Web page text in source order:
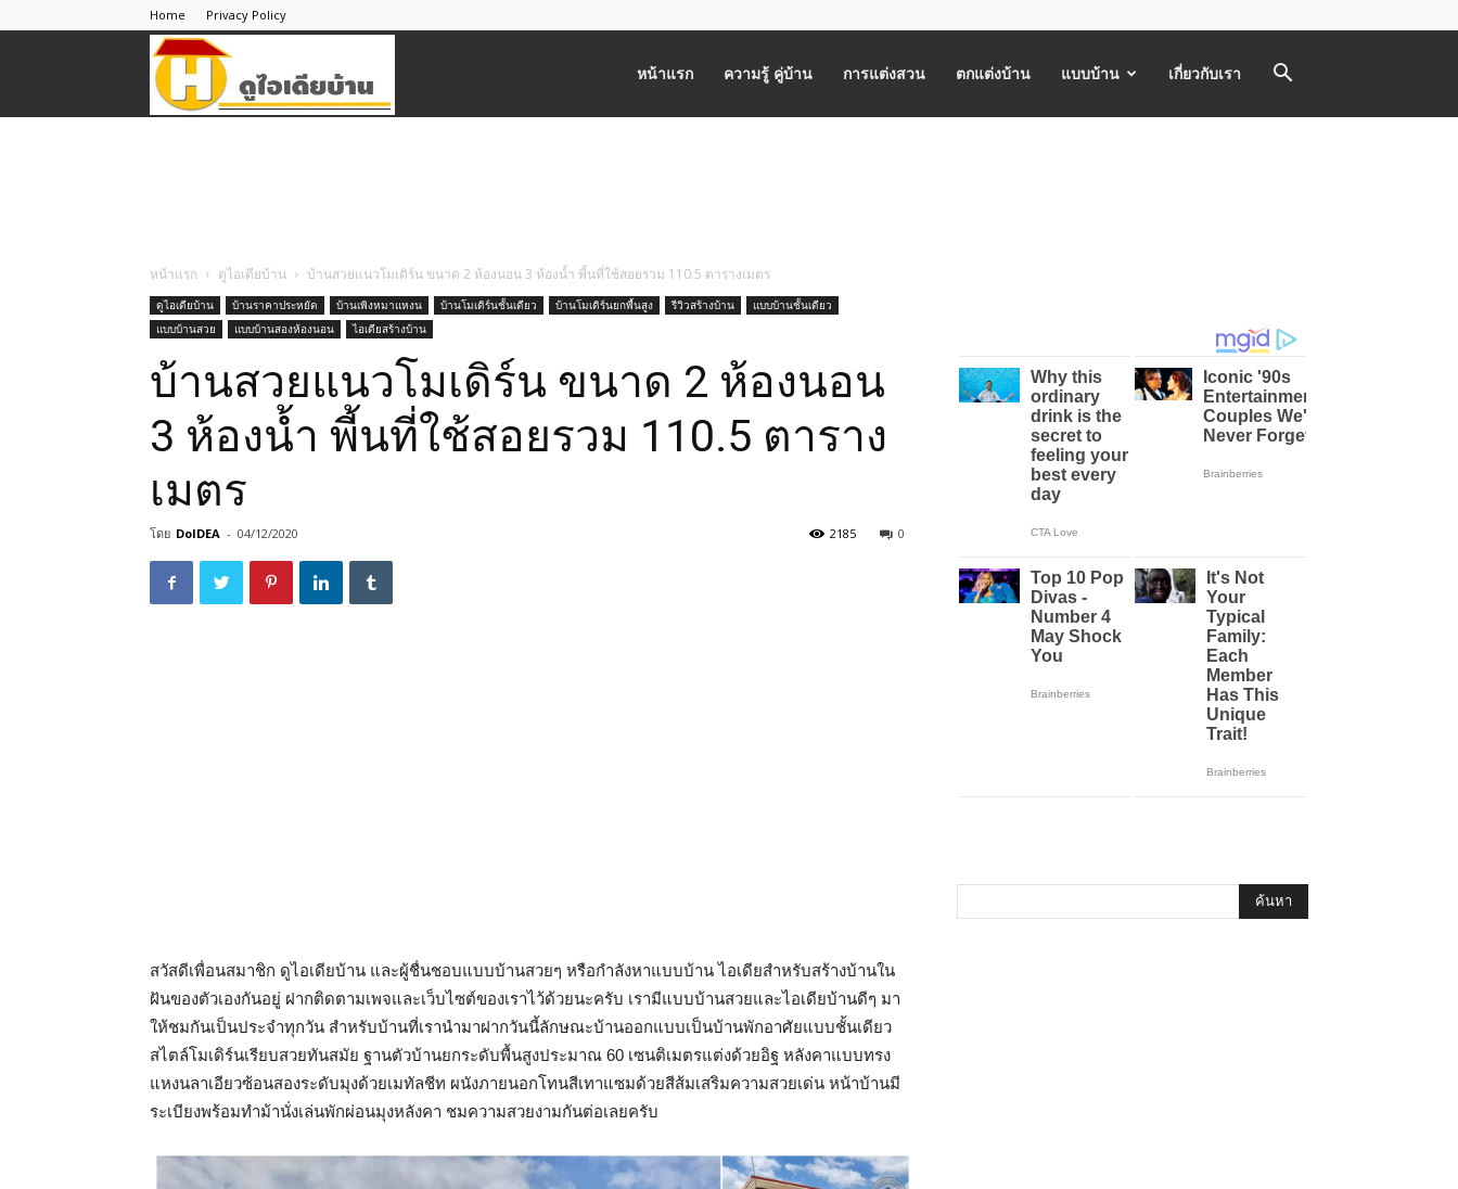
Home Privacy Policy
บ้าน
หน้าแรก ความรู้ คู่บ้าน การแต่งสวน ตกแต่งบ้าน แบบบ้าน เกี่ยวกับเรา
หน้าแรก ดูไอเดียบ้าน บ้านสวยแนวโมเดิร์น ขนาด 2 ห้องนอน 3 ห้องน้ำ พี้นที่ใช้สอยรวม 110.5 ตารางเมตร
ดูไอเดียบ้าน บ้านราคาประหยัด บ้านเพิงหมาแหงน บ้านโมเดิร์นชั้นเดียว บ้านโมเดิร์นยกพื้นสูง รีวิวสร้างบ้าน
แบบบ้านชั้นเดียว
แบบบ้านสวย
แบบบ้านสองห้องนอน ไอเดียสร้างบ้าน
บ้านสวยแนวโมเดิร์น ขนาด 2 ห้องนอน
3 ห้องน้ำ พี้นที่ใช้สอยรวม 110.5 ตาราง
เมตร
โดย DoIDEA - 04/12/2020 0
2185
สวัสดีเพื่อนสมาชิก ดูไอเดียบ้าน และผู้ชื่นชอบแบบบ้านสวยๆ หรือกำลังหาแบบบ้าน ไอเดียสำหรับสร้างบ้านใน
ฝันของตัวเองกันอยู่ ฝากติดตามเพจและเว็บไซต์ของเราไว้ด้วยนะครับ เรามีแบบบ้านสวยและไอเดียบ้านดีๆ มา
ให้ชมกันเป็นประจำทุกวัน สำหรับบ้านที่เรานำมาฝากวันนี้ลักษณะบ้านออกแบบเป็นบ้านพักอาศัยแบบชั้นเดียว
สไตล์โมเดิร์นเรียบสวยทันสมัย ฐานตัวบ้านยกระดับพื้นสูงประมาณ 60 เซนติเมตรแต่งด้วยอิฐ หลังคาแบบทรง
แหงนลาเอียวซ้อนสองระดับมุงด้วยเมทัลชีท ผนังภายนอกโทนสีเทาแซมด้วยสีส้มเสริมความสวยเด่น หน้าบ้านมี
ระเบียงพร้อมทำม้านั่งเล่นพักผ่อนมุงหลังคา ชมความสวยงามกันต่อเลยครับ